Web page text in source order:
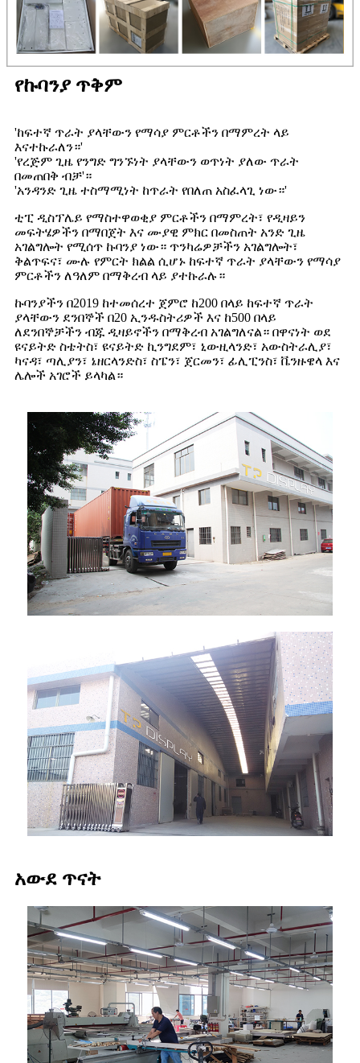
የኩባንያ ጥቅም
'ከፍተኛ ጥራት ያላቸውን የማሳያ ምርቶችን በማምረት ላይ
እናተኩራለን።'
'የረጅም ጊዜ የንግድ ግንኙነት ያላቸውን ወጥነት ያለው ጥራት
በመጠበቅ ብቻ'።
'አንዳንድ ጊዜ ተስማሚነት ከጥራት የበለጠ አስፈላጊ ነው።'
ቲፒ ዲስፕሌይ የማስተዋወቂያ ምርቶችን በማምረት፣ የዲዛይን
መፍትሄዎችን በማበጀት እና ሙያዊ ምክር በመስጠት አንድ ጊዜ
አገልግሎት የሚሰጥ ኩባንያ ነው። ጥንካሬዎቻችን አገልግሎት፣
ቅልጥፍና፣ ሙሉ የምርት ክልል ሲሆኑ ከፍተኛ ጥራት ያላቸውን የማሳያ
ምርቶችን ለዓለም በማቅረብ ላይ ያተኩራሉ።
ኩባንያችን በ2019 ከተመሰረተ ጀምሮ ከ200 በላይ ከፍተኛ ጥራት
ያላቸውን ደንበኞች በ20 ኢንዱስትሪዎች እና ከ500 በላይ
ለደንበኞቻችን ብጁ ዲዛይኖችን በማቅረብ አገልግለናል። በዋናነት ወደ
ዩናይትድ ስቴትስ፣ ዩናይትድ ኪንግደም፣ ኒውዚላንድ፣ አውስትራሊያ፣
ካናዳ፣ ጣሊያን፣ ኔዘርላንድስ፣ ስፔን፣ ጀርመን፣ ፊሊፒንስ፣ ቬንዙዌላ እና
ሌሎች አገሮች ይላካል።
አውደ ጥናት